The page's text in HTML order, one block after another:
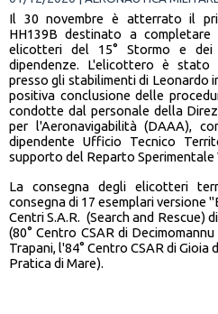
Il 30 novembre è atterrato il
HH139B destinato a
elicotteri del 15° Stormo e dei
dipendenze. L'elicottero è stato
presso gli stabilimenti di Leonardo
positiva conclusione delle
condotte dal personale della
per l'Aeronavigabilità (DAAA),
dipendente Ufficio Tecnico
supporto del Reparto
La consegna degli elicotteri
consegna di 17 esemplari versione
Centri S.A.R. (Search and
(80° Centro CSAR di
Trapani, l'84° Centro CSAR di Gioia
Pratica di Mare).